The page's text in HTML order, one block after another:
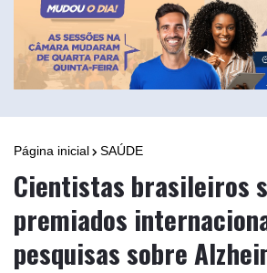
Página inicial SAÚDE
Cientistas brasileiros
premiados
pesquisas sobre